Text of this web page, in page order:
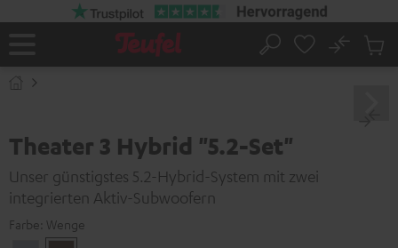
Startseite
Suche
No
Theater 3 Hybrid "5.2-Set"
Unser günstigstes 5.2-Hybrid-System mit zwei
integrierten Aktiv-Subwoofern
Farbe: Wenge